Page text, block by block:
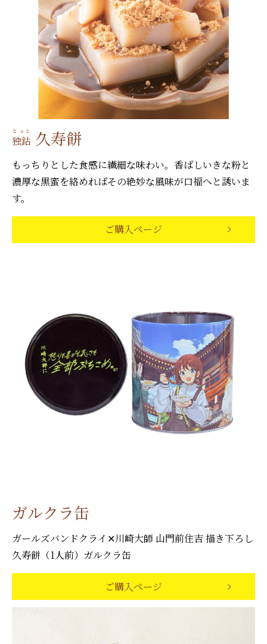
独鈷
とっこ 久寿餅
もっちりとした食感に繊細な味わい。香ばしいきな粉と
濃厚な黒蜜を絡めればその絶妙な風味が口福へと誘いま
す。
ご購入ページ
ガルクラ缶
ガールズバンドクライ✕川崎大師 山門前住吉 描き下ろし
久寿餅（1人前）ガルクラ缶
ご購入ページ